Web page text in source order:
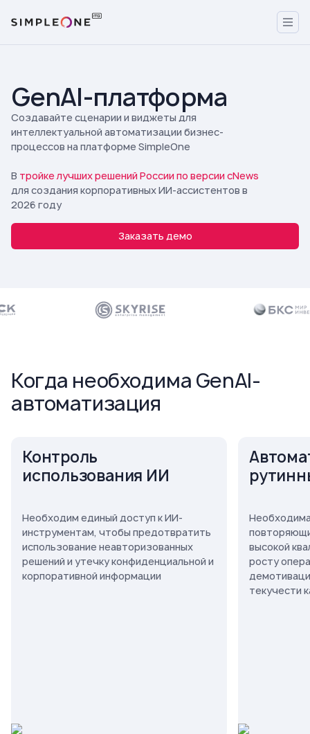
GenAI-платформа
Создавайте сценарии и виджеты для
интеллектуальной автоматизации бизнес-
процессов на платформе SimpleOne
В тройке лучших решений России по версии cNews
для создания корпоративных ИИ-ассистентов в
2026 году
Заказать демо
Когда необходима GenAI-
автоматизация
Контроль
использования ИИ
Необходим единый доступ к ИИ-
инструментам, чтобы предотвратить
использование неавторизованных
решений и утечку конфиденциальной и
корпоративной информации
высокой
росту
текучести